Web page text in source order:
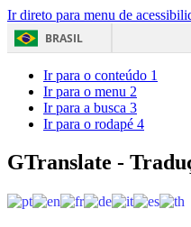
Ir direto para menu de
BRASIL
Ir para o conteúdo 1
Ir para o menu 2
Ir para a busca 3
Ir para o rodapé 4
GTranslate -